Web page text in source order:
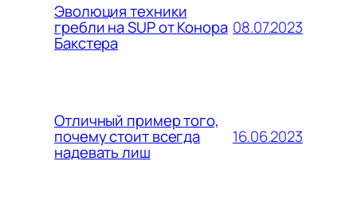
Эволюция техники
гребли на SUP от Конора
Бакстера
08.07.2023
Отличный пример того,
почему стоит всегда
надевать лиш
16.06.2023